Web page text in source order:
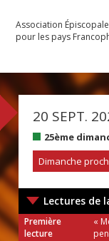
Association
pour les pays
20 SEPT.
25ème
Dimanche
Lectures de
Première
lecture
«